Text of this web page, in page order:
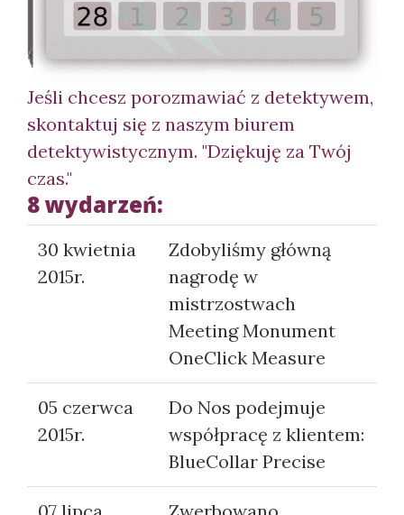
Jeśli chcesz porozmawiać z detektywem,
skontaktuj się z naszym biurem
detektywistycznym. "Dziękuję za Twój
czas."
8 wydarzeń:
30 kwietnia
2015r.
Zdobyliśmy główną
nagrodę w
mistrzostwach
Meeting Monument
OneClick Measure
05 czerwca
2015r.
Do Nos podejmuje
współpracę z klientem:
BlueCollar Precise